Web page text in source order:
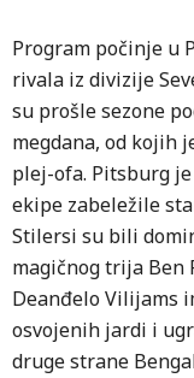
Program počinje u
rivala iz divizije
su prošle sezone
megdana, od kojih
plej-ofa. Pitsburg je
ekipe zabeležile
Stilersi su bili
magičnog trija Ben
Deanđelo Vilijams
osvojenih jardi i
druge strane